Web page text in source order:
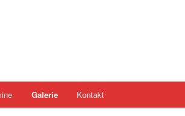
Galerie Kontakt